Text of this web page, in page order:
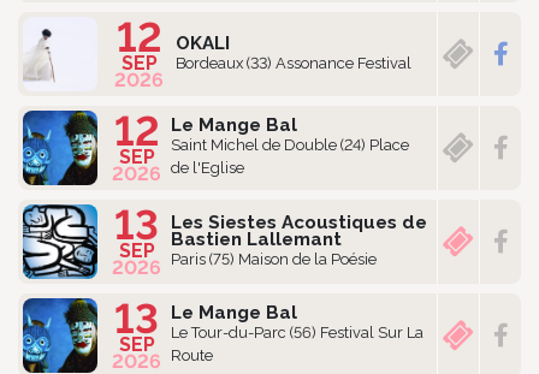
12
SEP
2026
OKALI
Bordeaux (33) Assonance Festival
12
SEP
2026
Le Mange Bal
Saint Michel de Double (24) Place
de l'Eglise
13
SEP
2026
Les Siestes Acoustiques de
Bastien Lallemant
Paris (75) Maison de la Poésie
13
SEP
2026
Le Mange Bal
Le Tour-du-Parc (56) Festival Sur La
Route